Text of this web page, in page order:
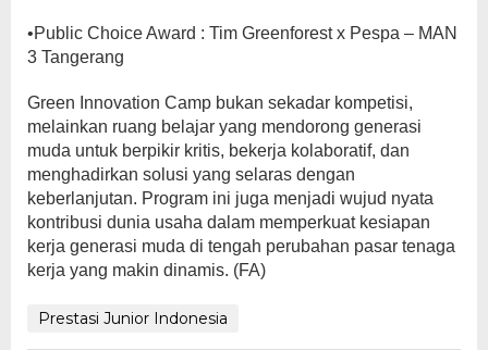
•Public Choice Award : Tim Greenforest x Pespa – MAN
3 Tangerang
Green Innovation Camp bukan sekadar kompetisi,
melainkan ruang belajar yang mendorong generasi
muda untuk berpikir kritis, bekerja kolaboratif, dan
menghadirkan solusi yang selaras dengan
keberlanjutan. Program ini juga menjadi wujud nyata
kontribusi dunia usaha dalam memperkuat kesiapan
kerja generasi muda di tengah perubahan pasar tenaga
kerja yang makin dinamis. (FA)
Prestasi Junior Indonesia